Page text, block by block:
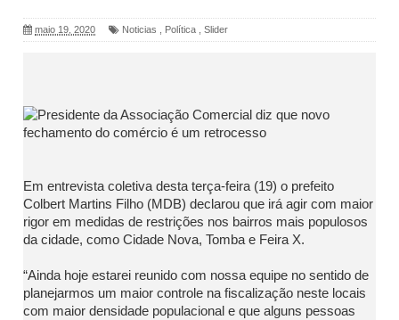
maio 19, 2020 Noticias Política Slider
Em entrevista coletiva desta terça-feira (19) o prefeito
Colbert Martins Filho (MDB) declarou que irá agir com maior
rigor em medidas de restrições nos bairros mais populosos
da cidade, como Cidade Nova, Tomba e Feira X.
“Ainda hoje estarei reunido com nossa equipe no sentido de
planejarmos um maior controle na fiscalização neste locais
com maior densidade populacional e que alguns pessoas